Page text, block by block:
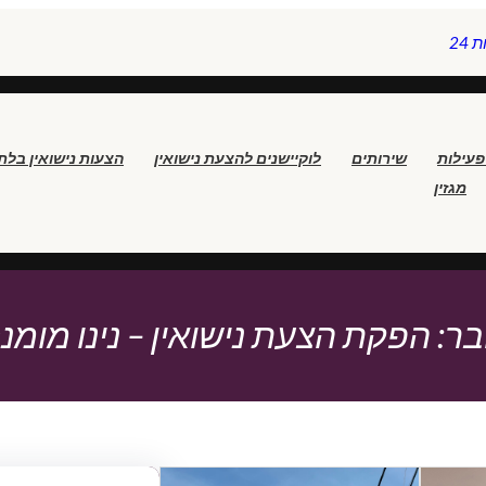
פעילות שירותים לוקיישנים להצעת נישואין
הצעות נישואין
מגזין
הפקת הצעת נישואין – נינו